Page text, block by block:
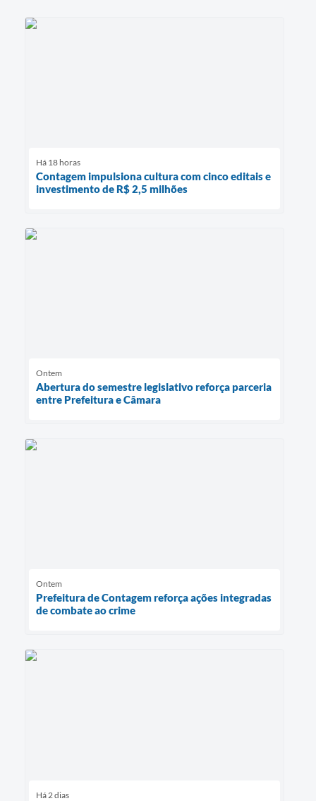
Há 18 horas
Contagem impulsiona cultura com cinco editais e
investimento de R$ 2,5 milhões
Ontem
Abertura do semestre legislativo reforça parceria
entre Prefeitura e Câmara
Ontem
Prefeitura de Contagem reforça ações integradas
de combate ao crime
Há 2 dias